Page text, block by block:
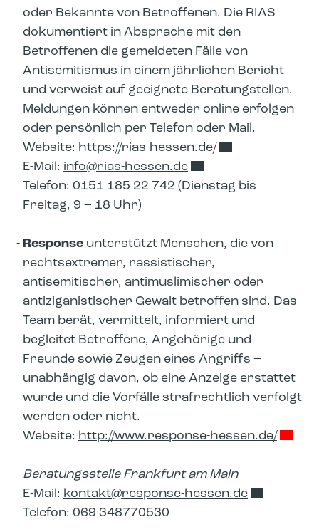
oder Bekannte von Betroffenen. Die RIAS
dokumentiert in Absprache mit den
Betroffenen die gemeldeten Fälle von
Antisemitismus in einem jährlichen Bericht
und verweist auf geeignete Beratungstellen.
Meldungen können entweder online erfolgen
oder persönlich per Telefon oder Mail.
Website: https://rias-hessen.de/
E-Mail: info​
rias-hessen.de
Telefon: 0151 185 22 742 (Dienstag bis
Freitag, 9 – 18 Uhr)
Response unterstützt Menschen, die von
rechtsextremer, rassistischer,
antisemitischer, antimuslimischer oder
antiziganistischer Gewalt betroffen sind. Das
Team berät, vermittelt, informiert und
begleitet Betroffene, Angehörige und
Freunde sowie Zeugen eines Angriffs –
unabhängig davon, ob eine Anzeige erstattet
wurde und die Vorfälle strafrechtlich verfolgt
werden oder nicht.
Website: http://www.response-hessen.de/
Beratungsstelle Frankfurt am Main
E-Mail: kontakt​
response-hessen.de
Telefon: 069 348770530